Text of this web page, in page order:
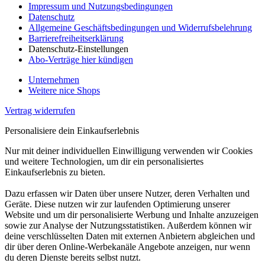
Impressum und Nutzungsbedingungen
Datenschutz
Allgemeine Geschäftsbedingungen und Widerrufsbelehrung
Barrierefreiheitserklärung
Datenschutz-Einstellungen
Abo-Verträge hier kündigen
Unternehmen
Weitere nice Shops
Vertrag widerrufen
Personalisiere dein Einkaufserlebnis
Nur mit deiner individuellen Einwilligung verwenden wir Cookies
und weitere Technologien, um dir ein personalisiertes
Einkaufserlebnis zu bieten.
Dazu erfassen wir Daten über unsere Nutzer, deren Verhalten und
Geräte. Diese nutzen wir zur laufenden Optimierung unserer
Website und um dir personalisierte Werbung und Inhalte anzuzeigen
sowie zur Analyse der Nutzungsstatistiken. Außerdem können wir
deine verschlüsselten Daten mit externen Anbietern abgleichen und
dir über deren Online-Werbekanäle Angebote anzeigen, nur wenn
du deren Dienste bereits selbst nutzt.